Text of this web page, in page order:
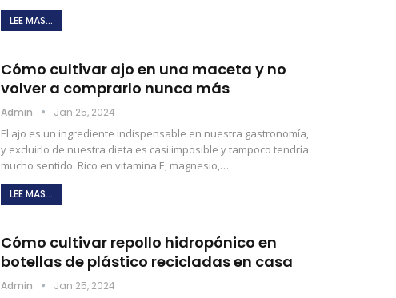
LEE MAS...
Cómo cultivar ajo en una maceta y no
volver a comprarlo nunca más
Admin Jan 25, 2024
El ajo es un ingrediente indispensable en nuestra gastronomía,
y excluirlo de nuestra dieta es casi imposible y tampoco tendría
mucho sentido. Rico en vitamina E, magnesio,…
LEE MAS...
Cómo cultivar repollo hidropónico en
botellas de plástico recicladas en casa
Admin Jan 25, 2024